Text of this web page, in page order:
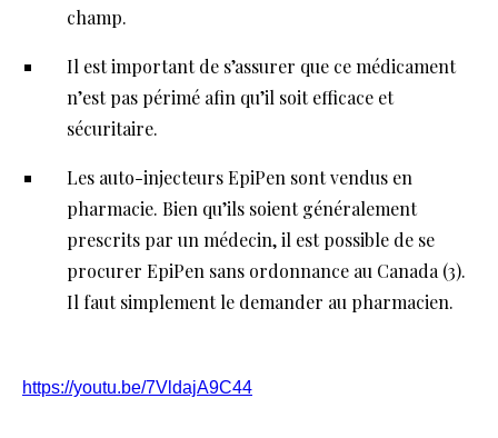
champ.
Il est important de s’assurer que ce médicament
n’est pas périmé afin qu’il soit efficace et
sécuritaire.
Les auto-injecteurs EpiPen sont vendus en
pharmacie. Bien qu’ils soient généralement
prescrits par un médecin, il est possible de se
procurer EpiPen sans ordonnance au Canada (3).
Il faut simplement le demander au pharmacien.
https://youtu.be/7VldajA9C44